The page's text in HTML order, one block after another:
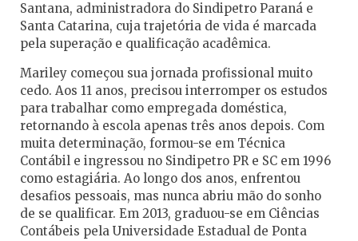
Santana, administradora do Sindipetro Paraná e
Santa Catarina, cuja trajetória de vida é marcada
pela superação e qualificação acadêmica.
Mariley começou sua jornada profissional muito
cedo. Aos 11 anos, precisou interromper os estudos
para trabalhar como empregada doméstica,
retornando à escola apenas três anos depois. Com
muita determinação, formou-se em Técnica
Contábil e ingressou no Sindipetro PR e SC em 1996
como estagiária. Ao longo dos anos, enfrentou
desafios pessoais, mas nunca abriu mão do sonho
de se qualificar. Em 2013, graduou-se em Ciências
Contábeis pela Universidade Estadual de Ponta